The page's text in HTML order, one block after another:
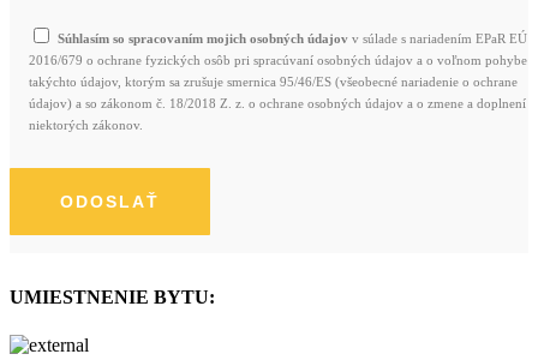
Súhlasím so spracovaním mojich osobných údajov v súlade s nariadením EPaR EÚ
2016/679 o ochrane fyzických osôb pri spracúvaní osobných údajov a o voľnom pohybe
takýchto údajov, ktorým sa zrušuje smernica 95/46/ES (všeobecné nariadenie o ochrane
údajov) a so zákonom č. 18/2018 Z. z. o ochrane osobných údajov a o zmene a doplnení
niektorých zákonov.
UMIESTNENIE BYTU: